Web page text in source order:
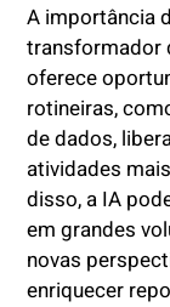
A importância
transformador
oferece
rotineiras,
de dados,
atividades
disso, a IA
em grandes
novas
enriquecer